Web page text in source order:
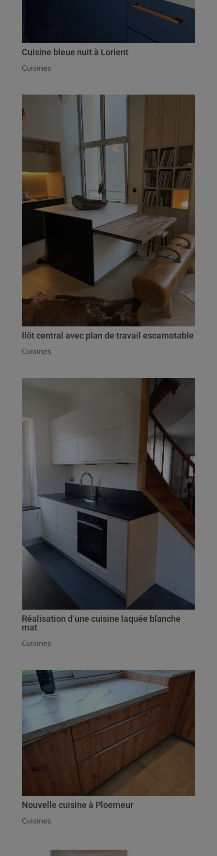
Cuisine bleue nuit à Lorient
Cuisines
Ilôt central avec plan de travail escamotable
Cuisines
Réalisation d’une cuisine laquée blanche
mat
Cuisines
Nouvelle cuisine à Ploemeur
Cuisines